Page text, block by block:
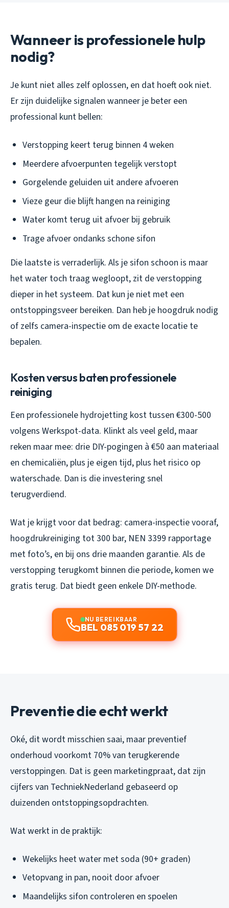
Wanneer is professionele hulp
nodig?
Je kunt niet alles zelf oplossen, en dat hoeft ook niet.
Er zijn duidelijke signalen wanneer je beter een
professional kunt bellen:
Verstopping keert terug binnen 4 weken
Meerdere afvoerpunten tegelijk verstopt
Gorgelende geluiden uit andere afvoeren
Vieze geur die blijft hangen na reiniging
Water komt terug uit afvoer bij gebruik
Trage afvoer ondanks schone sifon
Die laatste is verraderlijk. Als je sifon schoon is maar
het water toch traag wegloopt, zit de verstopping
dieper in het systeem. Dat kun je niet met een
ontstoppingsveer bereiken. Dan heb je hoogdruk nodig
of zelfs camera-inspectie om de exacte locatie te
bepalen.
Kosten versus baten professionele
reiniging
Een professionele hydrojetting kost tussen €300-500
volgens Werkspot-data. Klinkt als veel geld, maar
reken maar mee: drie DIY-pogingen à €50 aan materiaal
en chemicaliën, plus je eigen tijd, plus het risico op
waterschade. Dan is die investering snel
terugverdiend.
Wat je krijgt voor dat bedrag: camera-inspectie vooraf,
hoogdrukreiniging tot 300 bar, NEN 3399 rapportage
met foto’s, en bij ons drie maanden garantie. Als de
verstopping terugkomt binnen die periode, komen we
gratis terug. Dat biedt geen enkele DIY-methode.
NU BEREIKBAAR
BEL 085 019 57 22
Preventie die echt werkt
Oké, dit wordt misschien saai, maar preventief
onderhoud voorkomt 70% van terugkerende
verstoppingen. Dat is geen marketingpraat, dat zijn
cijfers van TechniekNederland gebaseerd op
duizenden ontstoppingsopdrachten.
Wat werkt in de praktijk:
Wekelijks heet water met soda (90+ graden)
Vetopvang in pan, nooit door afvoer
Maandelijks sifon controleren en spoelen